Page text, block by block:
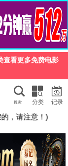
☰